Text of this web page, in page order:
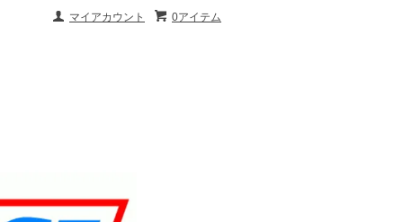
0アイテム
マイアカウント